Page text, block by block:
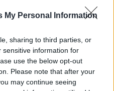
My Personal Information
sharing to third parties, or
sensitive information for
use the below opt-out
Please note that after your
may continue seeing
(52%) και θα αυξήσει
(51%). Επιπλέον, το 49%
ότι η άνοδος των
AI θα κλονίσει το
στους εθνικούς